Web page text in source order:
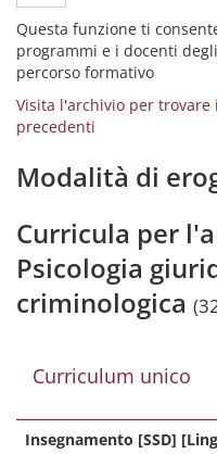
Questa funzione ti
programmi e i docenti
percorso formativo
Visita l'archivio per
precedenti
Modalità di
Curricula per
Psicologia
criminologica
Curriculum unico
Insegnamento